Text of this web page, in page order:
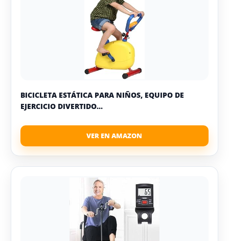
BICICLETA ESTÁTICA PARA NIÑOS, EQUIPO DE
EJERCICIO DIVERTIDO...